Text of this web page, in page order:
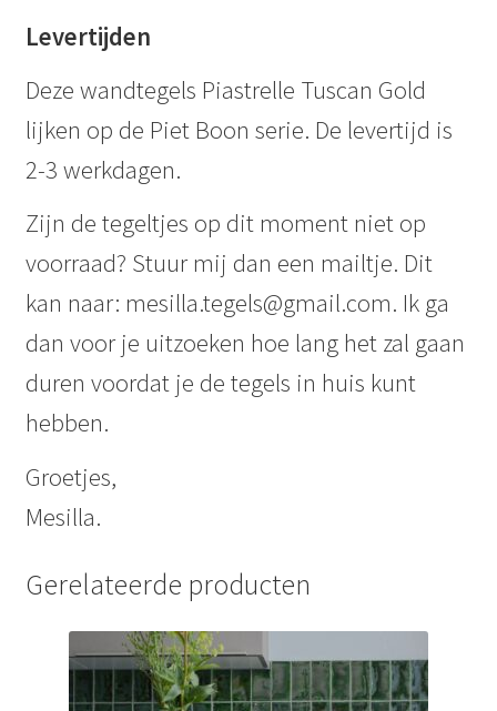
Levertijden
Deze wandtegels Piastrelle Tuscan Gold
lijken op de Piet Boon serie. De levertijd is
2-3 werkdagen.
Zijn de tegeltjes op dit moment niet op
voorraad? Stuur mij dan een mailtje. Dit
kan naar: mesilla.tegels@gmail.com. Ik ga
dan voor je uitzoeken hoe lang het zal gaan
duren voordat je de tegels in huis kunt
hebben.
Groetjes,
Mesilla.
Gerelateerde producten